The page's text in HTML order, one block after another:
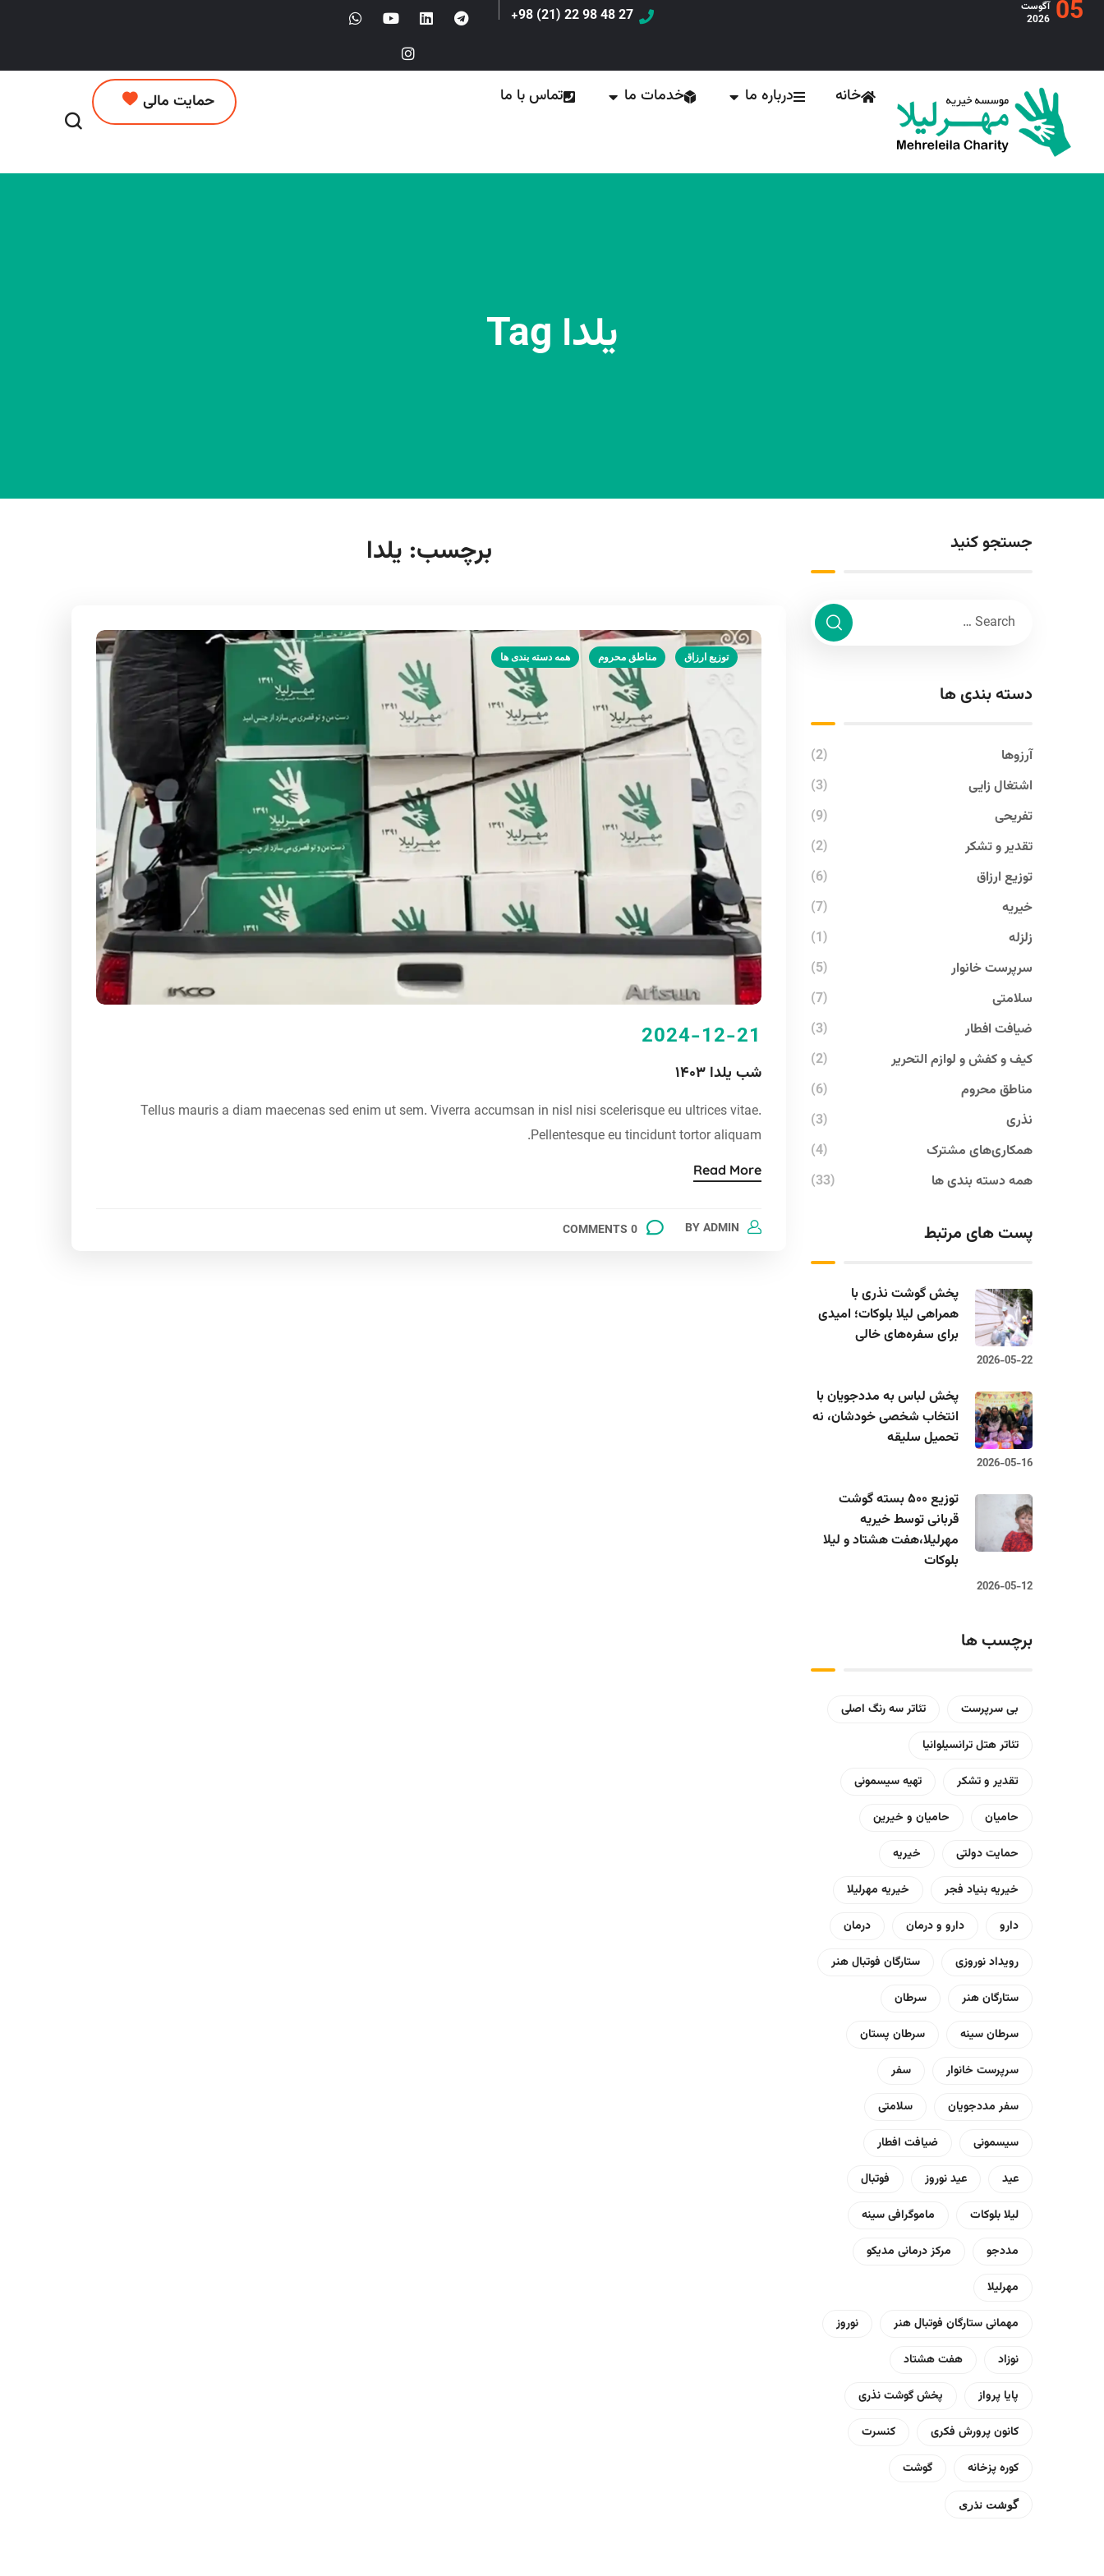
05 آگوست
2026
27 48 98 22 (21) 98+
خانه درباره ما خدمات ما تماس با ما حمایت مالی
یلدا Tag
برچسب: یلدا
توزیع ارزاق مناطق محروم همه دسته بندی ها
2024-12-21
شب یلدا ۱۴۰۳
Tellus mauris a diam maecenas sed enim ut sem. Viverra accumsan in nisl nisi scelerisque eu ultrices vitae.
Pellentesque eu tincidunt tortor aliquam.
Read More
BYADMIN
0 COMMENTS
جستجو کنید
دسته بندی ها
آرزوها
(2)
اشتغال زایی
(3)
تفریحی
(9)
تقدیر و تشکر
(2)
توزیع ارزاق
(6)
خیریه
(7)
زلزله
(1)
سرپرست خانوار
(5)
سلامتی
(7)
ضیافت افطار
(3)
کیف و کفش و لوازم التحریر
(2)
مناطق محروم
(6)
نذری
(3)
همکاری‌های مشترک
(4)
همه دسته بندی ها
(33)
پست های مرتبط
پخش گوشت نذری با
همراهی لیلا بلوکات؛ امیدی
برای سفره‌های خالی
2026-05-22
پخش لباس به مددجویان با
انتخاب شخصی خودشان، نه
تحمیل سلیقه
2026-05-16
توزیع ۵۰۰ بسته گوشت
قربانی توسط خیریه
مهرلیلا،‌هفت هشتاد و لیلا
بلوکات
2026-05-12
برچسب ها
بی سرپرست
تئاتر سه رنگ اصلی
تئاتر هتل ترانسیلوانیا
تقدیر و تشکر
تهیه سیسمونی
حامیان
حامیان و خیرین
حمایت دولتی
خیریه
خیریه بنیاد فجر
خیریه مهرلیلا
دارو
دارو و درمان
درمان
رویداد نوروزی
ستارگان فوتبال هنر
ستارگان هنر
سرطان
سرطان سینه
سرطان پستان
سرپرست خانوار
سفر
سفر مددجویان
سلامتی
سیسمونی
ضیافت افطار
عید
عید نوروز
فوتبال
لیلا بلوکات
ماموگرافی سینه
مددجو
مرکز درمانی مدیکو
مهرلیلا
مهمانی ستارگان فوتبال هنر
نوروز
نوزاد
هفت هشتاد
پایا پرواز
پخش گوشت نذری
کانون پرورش فکری
کنسرت
کوره پزخانه
گوشت
گوشت نذری